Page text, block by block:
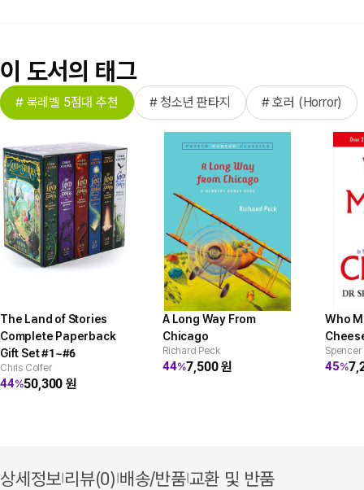
이 도서의 태그
# 북레벨 5점대 추천 # 청소년 판타지 # 호러 (Horror)
The Land of Stories
Complete Paperback
Gift Set #1~#6
Chris Colfer
44%50,300원
A Long Way From
Chicago
Richard Peck
44%7,500원
Who
45%
상세정보 리뷰(0) 배송/반품| 교환 및 반품